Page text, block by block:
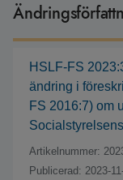
HSLF-FS
ändring i
FS 2016:7) om
Artikelnummer:
Publicerad: 2023-